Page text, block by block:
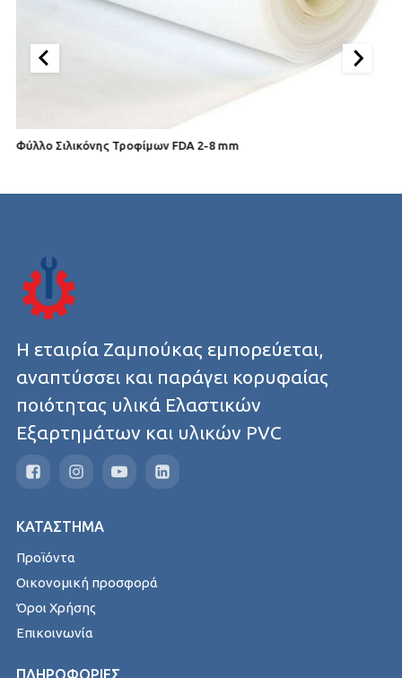
Φύλλο Σιλικόνης Τροφίμων FDA 2-8 mm
Η εταιρία Ζαμπούκας εμπορεύεται,
αναπτύσσει και παράγει κορυφαίας
ποιότητας υλικά Ελαστικών
Εξαρτημάτων και υλικών PVC
ΚΑΤΑΣΤΗΜΑ
Προϊόντα
Οικονομική προσφορά
Όροι Χρήσης
Επικοινωνία
ΠΛΗΡΟΦΟΡΙΕΣ